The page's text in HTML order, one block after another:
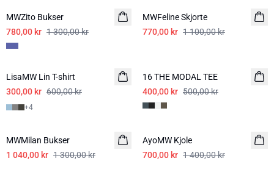
MWZito Bukser
780,00 kr 1 300,00 kr
MWFeline Skjorte
770,00 kr 1 100,00 kr
-50%
LisaMW Lin T-shirt
300,00 kr 600,00 kr
+4
16 THE MODAL TEE
400,00 kr 500,00 kr
MWMilan Bukser
1 040,00 kr 1 300,00 kr
AyoMW Kjole
700,00 kr 1 400,00 kr